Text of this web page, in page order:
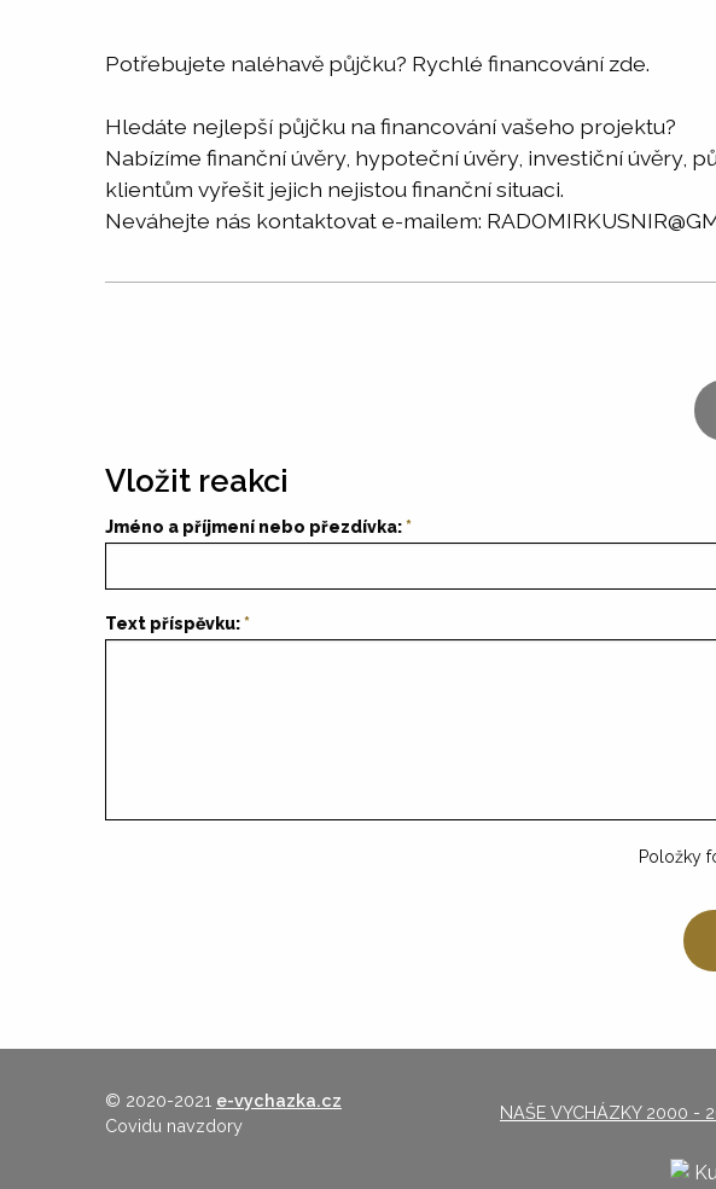
Potřebujete naléhavě půjčku? Rychlé financování zde.
Hledáte nejlepší půjčku na financování vašeho projektu?
Nabízíme finanční úvěry, hypoteční úvěry, investiční úvěry,
klientům vyřešit jejich nejistou finanční situaci.
Neváhejte nás kontaktovat e-mailem:
Vložit reakci
Jméno a příjmení nebo přezdívka:
Text příspěvku:
Položky
© 2020-2021 e-vychazka.cz
Covidu navzdory
NAŠE VYCHÁZKY 2000 -